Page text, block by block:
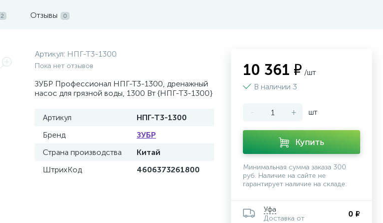
2 Отзывы 0
Артикул: НПГ-Т3-1300
Пока нет отзывов
ЗУБР Профессионал НПГ-Т3-1300, дренажный
насос для грязной воды, 1300 Вт {НПГ-Т3-1300}
Артикул
НПГ-Т3-1300
Бренд
ЗУБР
Страна производства
Китай
ШтрихКод
4606373261800
10 361 ₽ /шт
В наличии 3
- + шт
Купить
Минимальная сумма заказа 300
руб. Наличие на сайте не
гарантирует наличие на складе.
Уфа
Доставка от
0 ₽